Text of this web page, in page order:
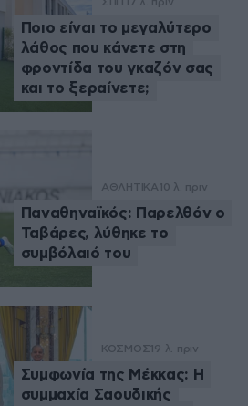
Ποιο είναι το μεγαλύτερο
λάθος που κάνετε στη
φροντίδα του γκαζόν σας
και το ξεραίνετε;
ΑΘΛΗΤΙΚΑ 10 λ. πριν
Παναθηναϊκός: Παρελθόν ο
Ταβάρες, λύθηκε το
συμβόλαιό του
ΚΟΣΜΟΣ 19 λ. πριν
Συμφωνία της Μέκκας: Η
συμμαχία Σαουδικής